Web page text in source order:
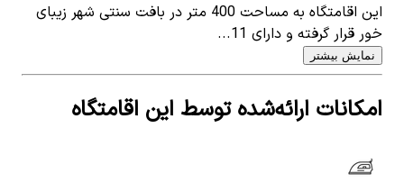
این اقامتگاه به مساحت 400 متر در بافت سنتی شهر زیبای
خور قرار گرفته و دارای 11...
نمایش بیشتر
امکانات ارائه‌شده توسط این اقامتگاه